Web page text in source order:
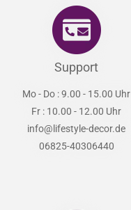
Support
Mo - Do : 9.00 - 15.00 Uhr
Fr : 10.00 - 12.00 Uhr
info@lifestyle-decor.de
06825-40306440